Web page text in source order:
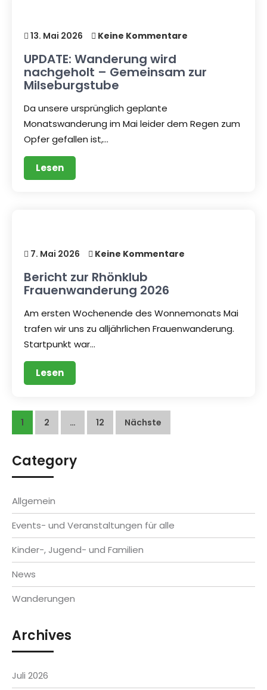
13. Mai 2026 Keine Kommentare
UPDATE: Wanderung wird
nachgeholt – Gemeinsam zur
Milseburgstube
Da unsere ursprünglich geplante
Monatswanderung im Mai leider dem Regen zum
Opfer gefallen ist,…
Lesen
7. Mai 2026 Keine Kommentare
Bericht zur Rhönklub
Frauenwanderung 2026
Am ersten Wochenende des Wonnemonats Mai
trafen wir uns zu alljährlichen Frauenwanderung.
Startpunkt war…
Lesen
Seitennummerierung
Beiträge
1 2 … 12 Nächste
Category
Allgemein
Events- und Veranstaltungen für alle
Kinder-, Jugend- und Familien
News
Wanderungen
Archives
Juli 2026